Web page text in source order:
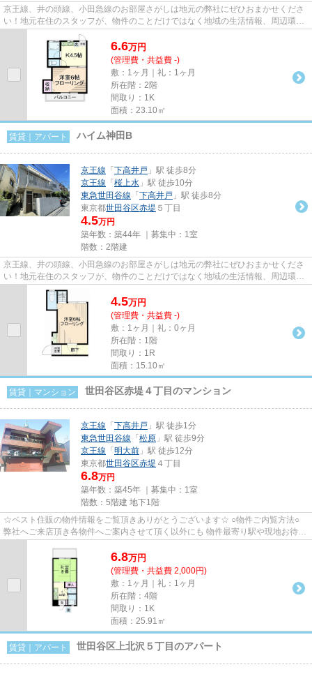
京王線、井の頭線、小田急線のお部屋さがしは地元の弊社にぜひおまかせくださ
い！地元在住のスタッフが、物件のことだけではなく地域の生活情報、周辺環境
などもしっかりご説明します...
6.6万円
(管理費・共益費 -)
敷：1ヶ月｜礼：1ヶ月
所在階：2階
間取り：1K
面積：23.10㎡
賃貸｜アパート ハイム神田B
京王線 「 下高井戸 」駅 徒歩8分
京王線 「 桜上水 」駅 徒歩10分
東急世田谷線 「 下高井戸 」駅 徒歩8分
東京都世田谷区赤堤 ５丁目
4.5万円
築年数：築44年 ｜募集中： 1室
階数：2階建
京王線、井の頭線、小田急線のお部屋さがしは地元の弊社にぜひおまかせくださ
い！地元在住のスタッフが、物件のことだけではなく地域の生活情報、周辺環境
などもしっかりご説明します...
4.5万円
(管理費・共益費 -)
敷：1ヶ月｜礼：0ヶ月
所在階：1階
間取り：1R
面積：15.10㎡
賃貸｜マンション 世田谷区赤堤４丁目のマンション
京王線 「 下高井戸 」駅 徒歩1分
東急世田谷線 「 松原 」駅 徒歩9分
京王線 「 明大前 」駅 徒歩12分
東京都世田谷区赤堤 ４丁目
6.8万円
築年数：築45年 ｜募集中： 1室
階数：5階建 地下1階
☆ベスト住販の物件情報をご覧頂きありがとうございます☆ ○物件ご内覧方法○
弊社へご来店頂き各物件へご案内させて頂く以外にも 物件最寄り駅や現地お待ち
6.8万円
(管理費・共益費 2,000円)
敷：1ヶ月｜礼：1ヶ月
所在階：4階
間取り：1K
面積：25.91㎡
賃貸｜アパート 世田谷区上北沢５丁目のアパート